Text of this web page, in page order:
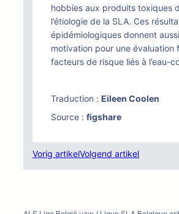
hobbies aux produits toxiques
l’étiologie de la SLA. Ces
épidémiologiques donnent
motivation pour une évaluation
facteurs de risque liés à l’eau-
Traduction : Eileen Coolen
Source : figshare
Vorig artikelVolgend artikel